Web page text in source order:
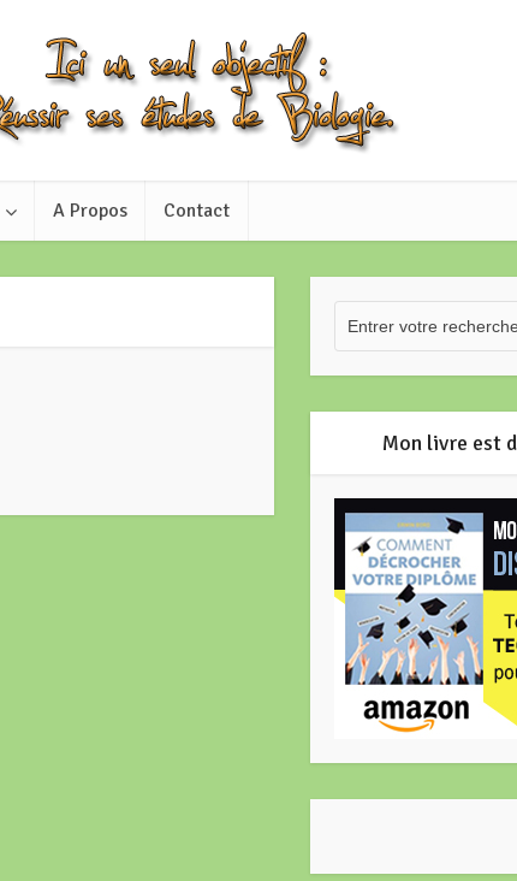
A Propos Contact
Mon livre est